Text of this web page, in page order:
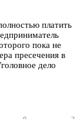
платить
пока не
пресечения в
дело